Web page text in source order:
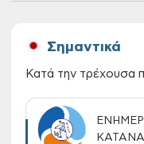
Σημαντικά
Κατά την τρέχουσα